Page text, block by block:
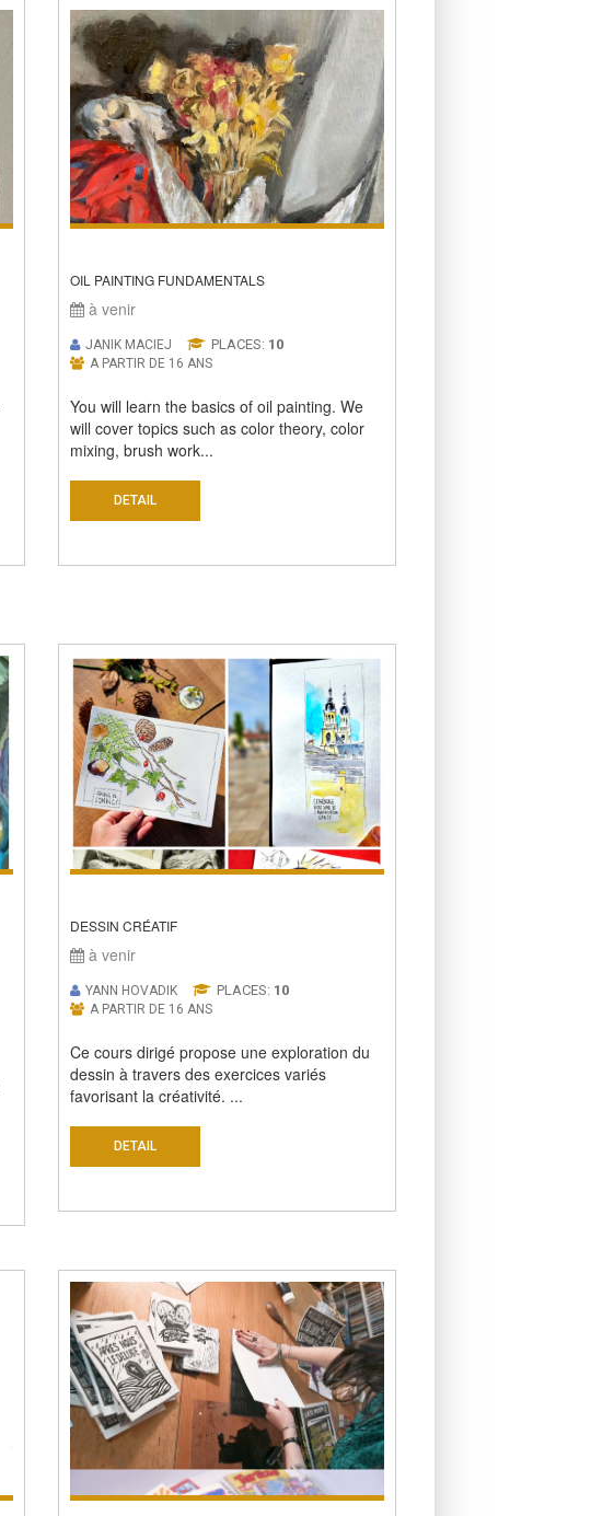
OIL PAINTING FUNDAMENTALS
à venir
JANIK MACIEJ PLACES: 10
A PARTIR DE 16 ANS
You will learn the basics of oil painting. We
will cover topics such as color theory, color
mixing, brush work...
DETAIL
DESSIN CRÉATIF
à venir
YANN HOVADIK PLACES: 10
A PARTIR DE 16 ANS
Ce cours dirigé propose une exploration du
dessin à travers des exercices variés
favorisant la créativité. ...
DETAIL